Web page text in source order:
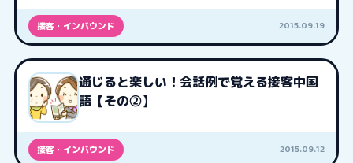
接客・インバウンド 2015.09.19
通じると楽しい！会話例で覚える接客中国
語【その②】
接客・インバウンド 2015.09.12